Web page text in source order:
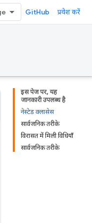
GitHub प्रवेश करें
इस पेज पर, यह
जानकारी उपलब्ध है
नेस्टेड क्लासेस
सार्वजनिक तरीके
विरासत में मिली विधियाँ
सार्वजनिक तरीके